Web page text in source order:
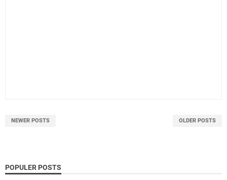
NEWER POSTS OLDER POSTS
POPULER POSTS